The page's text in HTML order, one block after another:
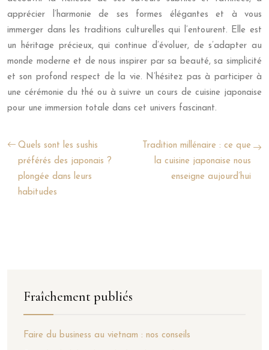
apprécier l’harmonie de ses formes élégantes et à vous
immerger dans les traditions culturelles qui l’entourent. Elle est
un héritage précieux, qui continue d’évoluer, de s’adapter au
monde moderne et de nous inspirer par sa beauté, sa simplicité
et son profond respect de la vie. N’hésitez pas à participer à
une cérémonie du thé ou à suivre un cours de cuisine japonaise
pour une immersion totale dans cet univers fascinant.
Quels sont les sushis
préférés des japonais ?
plongée dans leurs
habitudes
Tradition millénaire : ce que
la cuisine japonaise nous
enseigne aujourd’hui
Fraîchement publiés
Faire du business au vietnam : nos conseils